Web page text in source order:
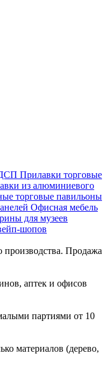
Прилавки торговые
из алюминиевого
торговые павильоны
Офисная мебель
для музеев
шопов
производства. Продажа
аптек и офисов
партиями от 10
материалов (дерево,